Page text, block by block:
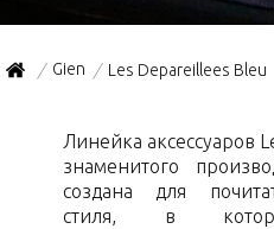
/ Gien / Les Depareillees Bleu
Линейка аксессуаров
знаменитого
создана для
стиля, в